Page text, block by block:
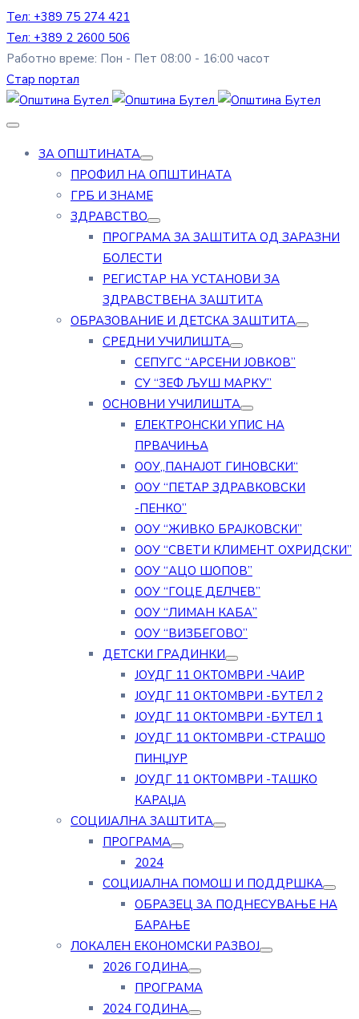
Тел: +389 75 274 421
Тел: +389 2 2600 506
Работно време: Пон - Пет 08:00 - 16:00 часот
Стар портал
ЗА ОПШТИНАТА
ПРОФИЛ НА ОПШТИНАТА
ГРБ И ЗНАМЕ
ЗДРАВСТВО
ПРОГРАМА ЗА ЗАШТИТА ОД ЗАРАЗНИ
БОЛЕСТИ
РЕГИСТАР НА УСТАНОВИ ЗА
ЗДРАВСТВЕНА ЗАШТИТА
ОБРАЗОВАНИЕ И ДЕТСКА ЗАШТИТА
СРЕДНИ УЧИЛИШТА
СЕПУГС “АРСЕНИ ЈОВКОВ”
СУ “ЗЕФ ЉУШ МАРКУ”
ОСНОВНИ УЧИЛИШТА
ЕЛЕКТРОНСКИ УПИС НА
ПРВАЧИЊА
ООУ„ПАНАЈОТ ГИНОВСКИ“
ООУ “ПЕТАР ЗДРАВКОВСКИ
-ПЕНКО”
ООУ “ЖИВКО БРАЈКОВСКИ”
ООУ “СВЕТИ КЛИМЕНТ ОХРИДСКИ”
ООУ “АЦО ШОПОВ”
ООУ “ГОЦЕ ДЕЛЧЕВ”
ООУ “ЛИМАН КАБА”
ООУ “ВИЗБЕГОВО”
ДЕТСКИ ГРАДИНКИ
ЈОУДГ 11 ОКТОМВРИ -ЧАИР
ЈОУДГ 11 ОКТОМВРИ -БУТЕЛ 2
ЈОУДГ 11 ОКТОМВРИ -БУТЕЛ 1
ЈОУДГ 11 ОКТОМВРИ -СТРАШО
ПИНЏУР
ЈОУДГ 11 ОКТОМВРИ -ТАШКО
КАРАЏА
СОЦИЈАЛНА ЗАШТИТА
ПРОГРАМА
2024
СОЦИЈАЛНА ПОМОШ И ПОДДРШКА
ОБРАЗЕЦ ЗА ПОДНЕСУВАЊЕ НА
БАРАЊЕ
ЛОКАЛЕН ЕКОНОМСКИ РАЗВОЈ
2026 ГОДИНА
ПРОГРАМА
2024 ГОДИНА